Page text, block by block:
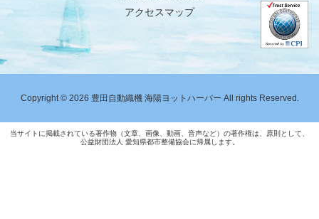
アクセスマップ
Copyright © 2026 豊田自動織機 海陽ヨットハーバー All rights Reserved.
当サイトに掲載されている著作物（文章、画像、動画、音声など）の著作権は、原則として、
公益財団法人 愛知県都市整備協会に帰属します。